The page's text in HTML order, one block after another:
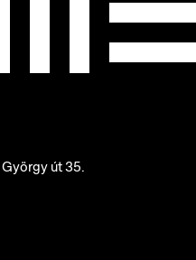
út 35.